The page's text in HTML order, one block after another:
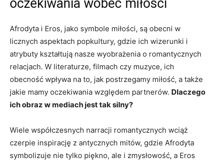
oczekiwania wobec miłości
Afrodyta i Eros, jako symbole miłości, są obecni w
licznych aspektach popkultury, gdzie ich wizerunki i
atrybuty kształtują nasze wyobrażenia o romantycznych
relacjach. W literaturze, filmach czy muzyce, ich
obecność wpływa na to, jak postrzegamy miłość, a także
jakie mamy oczekiwania względem partnerów. Dlaczego
ich obraz w mediach jest tak silny?
Wiele współczesnych narracji romantycznych wciąż
czerpie inspirację z antycznych mitów, gdzie Afrodyta
symbolizuje nie tylko piękno, ale i zmysłowość, a Eros